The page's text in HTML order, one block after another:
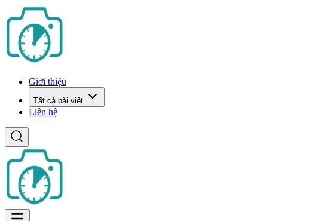
Giới thiệu
Tất cả bài viết
Liên hệ